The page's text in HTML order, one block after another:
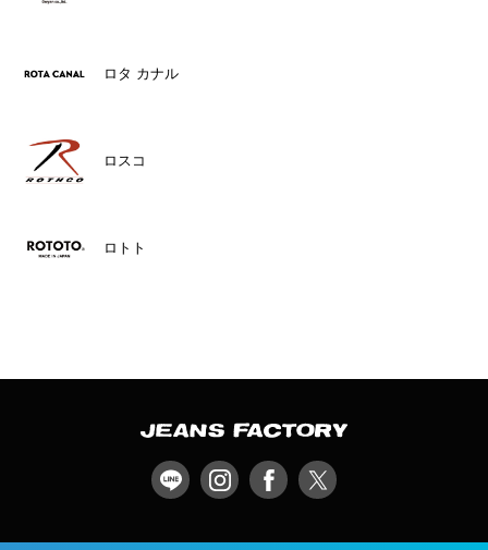
ロタ カナル
ロスコ
ロトト